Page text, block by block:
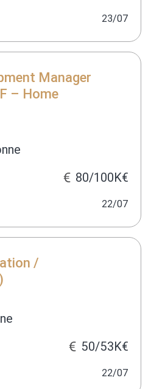
23/07
Manager
– Home
80/100K€
22/07
/
50/53K€
22/07